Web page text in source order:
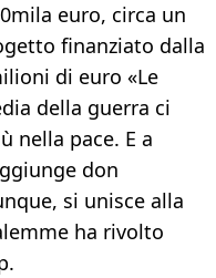
euro, circa un
finanziato dalla
di euro «Le
della guerra ci
nella pace. E a
don
si unisce alla
ha rivolto